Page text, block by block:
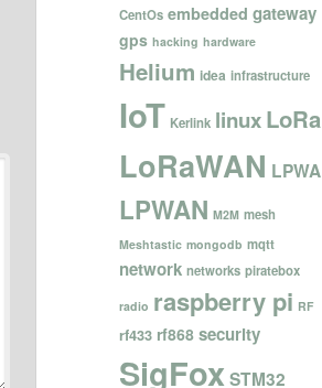
CentOs embedded gateway
gps hacking hardware
Helium idea infrastructure
IoT Kerlink linuxLoRa
LoRaWAN LPWA
LPWAN M2M mesh
Meshtastic mongodb mqtt
network networks piratebox
radio raspberry pi RF
rf433 rf868 security
SigFoxSTM32